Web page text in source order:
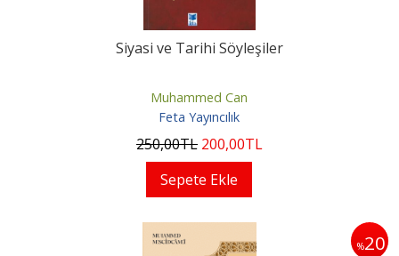
Siyasi ve Tarihi Söyleşiler
Muhammed Can
Feta Yayıncılık
250,00TL 200,00TL
Sepete Ekle
%20